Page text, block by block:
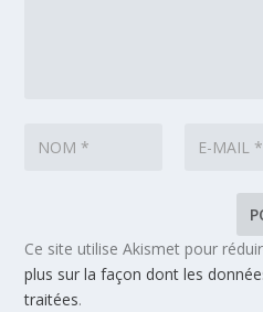
Ce site utilise Akismet pour
plus sur la façon dont les
traitées.